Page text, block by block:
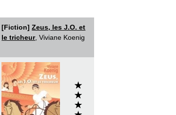
[Fiction]Zeus, les J.O. et
le tricheur, Viviane Koenig